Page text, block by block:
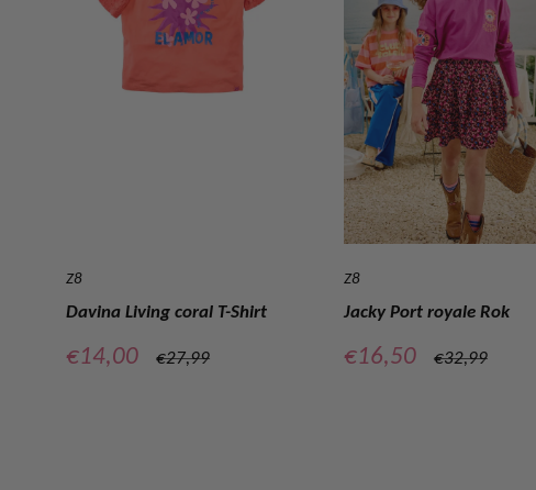
Z8
Davina Living coral T-Shirt
Verkoopprijs
€14,00
Normale
€27,99
Z8
Jacky Port royale Rok
Verkoopprijs
€16,50
Normale
€32,99